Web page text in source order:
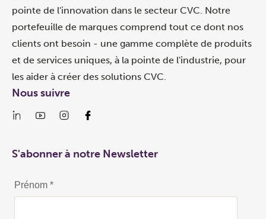
pointe de l'innovation dans le secteur CVC. Notre
portefeuille de marques comprend tout ce dont nos
clients ont besoin - une gamme complète de produits
et de services uniques, à la pointe de l'industrie, pour
les aider à créer des solutions CVC.
Nous suivre
S'abonner à notre Newsletter